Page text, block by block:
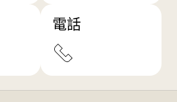
電話